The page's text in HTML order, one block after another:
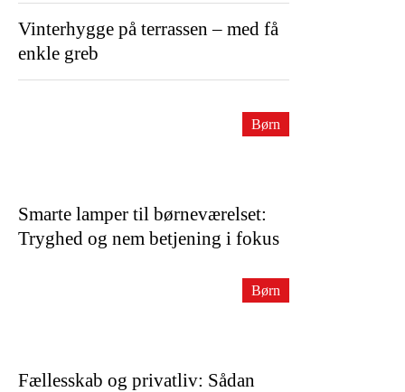
Vinterhygge på terrassen – med få
enkle greb
Smarte lamper til børneværelset:
Tryghed og nem betjening i fokus
Børn
Fællesskab og privatliv: Sådan
Børn